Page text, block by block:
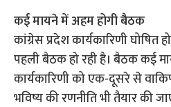
कई मायने में अहम होगी बैठक
कांग्रेस प्रदेश कार्यकारिणी
पहली बैठक हो रही है। बैठक कई
कार्यकारिणी को एक-दूसरे से
भविष्य की रणनीति भी तैयार की